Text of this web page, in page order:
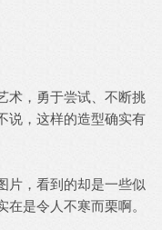
术，勇于尝试、不断挑
说，这样的造型确实有
片，看到的却是一些似
在是令人不寒而栗啊。